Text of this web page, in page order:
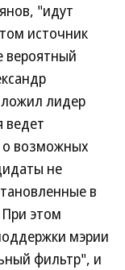
"идут
источник
вероятный
лидер
ведет
о возможных
не
в
этом
мэрии
фильтр", и